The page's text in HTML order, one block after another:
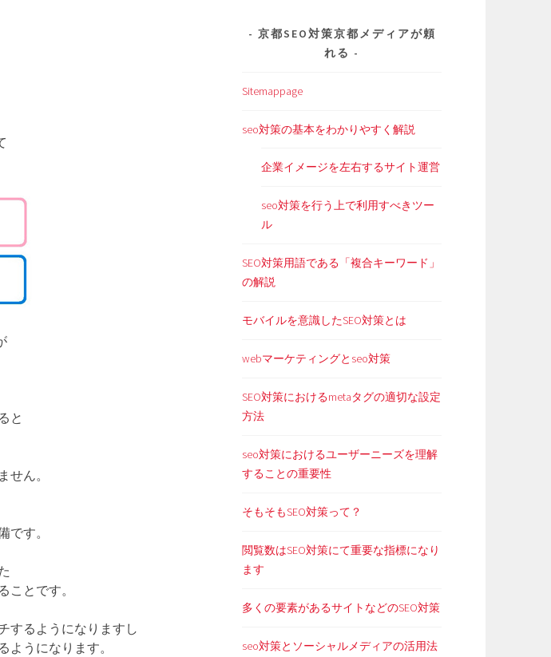
と
ん。
です。
とです。
するようになりますし
うになります。
京都SEO対策京都メディアが頼
れる
Sitemappage
seo対策の基本をわかりやすく解説
企業イメージを左右するサイト運営
seo対策を行う上で利用すべきツー
ル
SEO対策用語である「複合キーワード」
の解説
モバイルを意識したSEO対策とは
webマーケティングとseo対策
SEO対策におけるmetaタグの適切な設定
方法
seo対策におけるユーザーニーズを理解
することの重要性
そもそもSEO対策って？
閲覧数はSEO対策にて重要な指標になり
ます
多くの要素があるサイトなどのSEO対策
seo対策とソーシャルメディアの活用法